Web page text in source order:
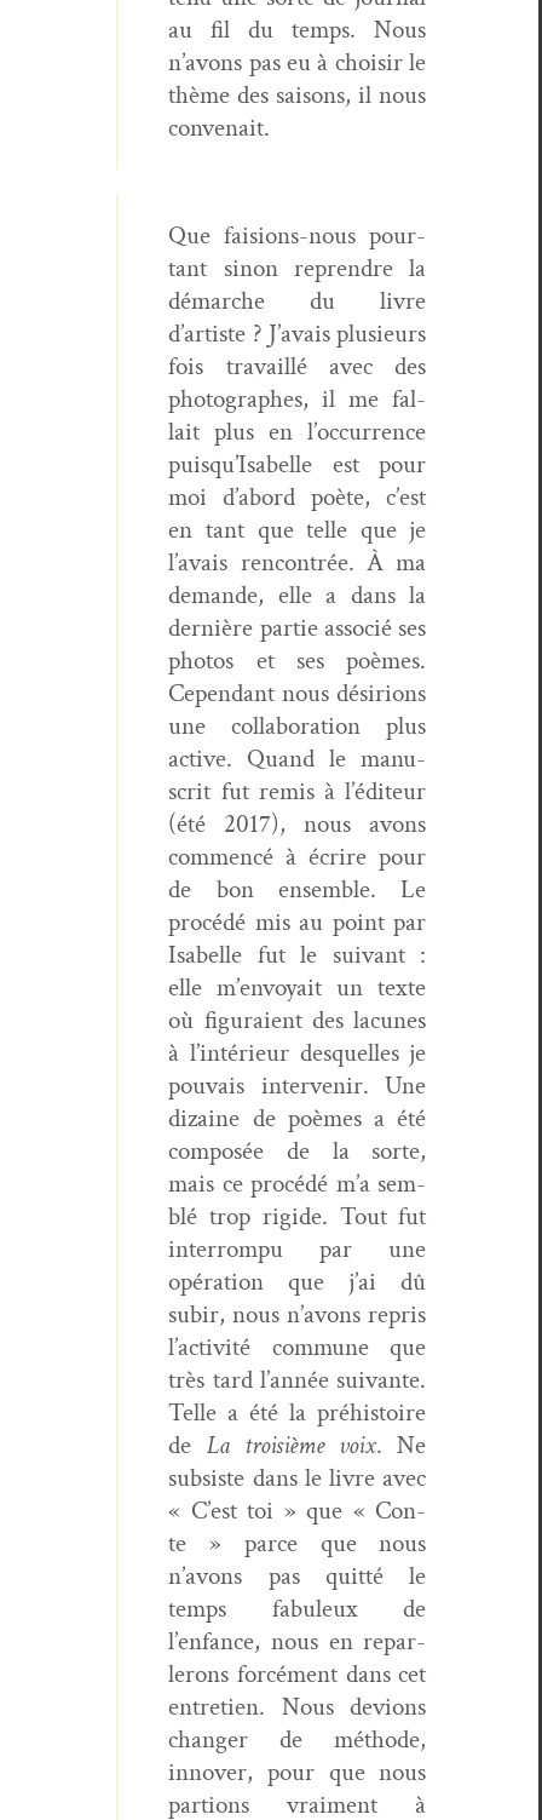
au fil du temps. Nous
n’avons pas eu à choisir le
thème des saisons, il nous
convenait.
Que fai­sions-nous pour­
tant sinon repren­dre la
démarche du livre
d’artiste ? J’avais plusieurs
fois tra­vail­lé avec des
pho­tographes, il me fal­
lait plus en l’occurrence
puisqu’Isabelle est pour
moi d’abord poète, c’est
en tant que telle que je
l’avais ren­con­trée. À ma
demande, elle a dans la
dernière par­tie asso­cié ses
pho­tos et ses poèmes.
Cepen­dant nous désiri­ons
une col­lab­o­ra­tion plus
active. Quand le man­u­
scrit fut remis à l’éditeur
(été 2017), nous avons
com­mencé à écrire pour
de bon ensem­ble. Le
procédé mis au point par
Isabelle fut le suiv­ant :
elle m’envoyait un texte
où fig­u­raient des lacunes
à l’intérieur desquelles je
pou­vais inter­venir. Une
dizaine de poèmes a été
com­posée de la sorte,
mais ce procédé m’a sem­
blé trop rigide. Tout fut
inter­rompu par une
opéra­tion que j’ai dû
subir, nous n’avons repris
l’activité com­mune que
très tard l’année suiv­ante.
Telle a été la préhis­toire
de La troisième voix. Ne
sub­siste dans le livre avec
« C’est toi » que « Con­
te » parce que nous
n’avons pas quit­té le
temps fab­uleux de
l’enfance, nous en repar­
lerons for­cé­ment dans cet
entre­tien. Nous devions
chang­er de méth­ode,
innover, pour que nous
par­tions vrai­ment à